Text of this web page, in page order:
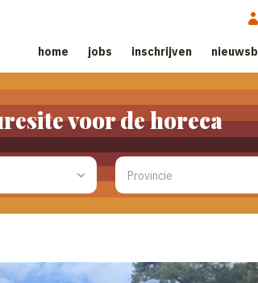
home jobs inschrijven
voor de horeca